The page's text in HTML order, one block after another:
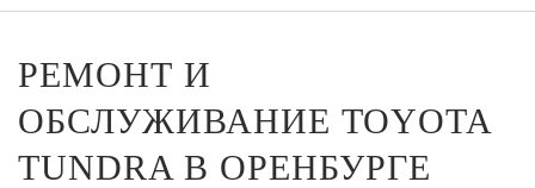
РЕМОНТ И
ОБСЛУЖИВАНИЕ TOYOTA
TUNDRA В ОРЕНБУРГЕ